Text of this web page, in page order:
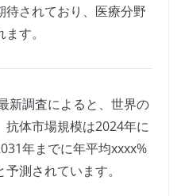
されており、医療分野
す。
新調査によると、世界の
抗体市場規模は2024年に
年までに年平均xxxx%
測されています。